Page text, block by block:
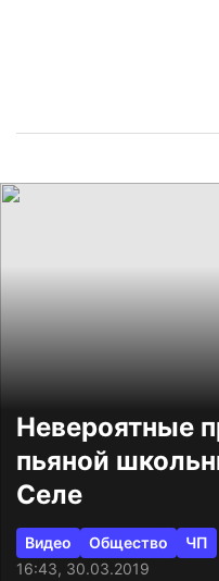
Невероятные
пьяной
Селе
Видео Общество
ЧП
16:43, 30.03.2019